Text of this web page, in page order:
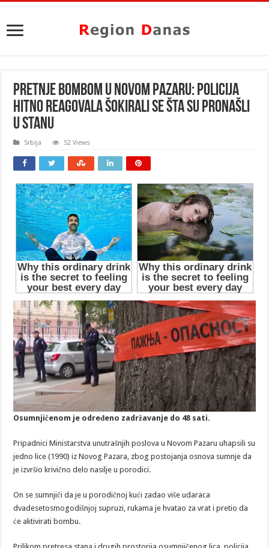
PRETNJE BOMBOM U NOVOM PAZARU: Policija
hitno reagovala ŠOKIRALI SE ŠTA SU PRONAŠLI
U STANU
Srbija 52 Views
Osumnjičenom je određeno zadržavanje do 48 sati.
Pripadnici Ministarstva unutrašnjih poslova u Novom Pazaru uhapsili su
jedno lice (1990) iz Novog Pazara, zbog postojanja osnova sumnje da
je izvršio krivično delo nasilje u porodici.
On se sumnjiči da je u porodičnoj kući zadao više udaraca
dvadesetosmogodišnjoj supruzi, rukama je hvatao za vrat i pretio da
će aktivirati bombu.